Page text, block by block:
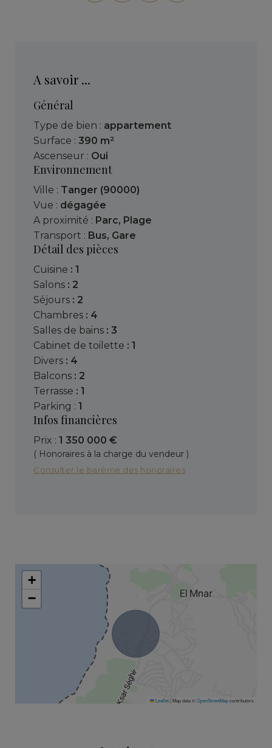
A savoir ...
Général
Type de bien : appartement
Surface : 390 m²
Ascenseur : Oui
Environnement
Ville : Tanger (90000)
Vue : dégagée
A proximité : Parc, Plage
Transport : Bus, Gare
Détail des pièces
cuisine : 1
salons : 2
séjours : 2
chambres : 4
salles de bains : 3
cabinet de toilette : 1
divers : 4
balcons : 2
terrasse : 1
parking : 1
Infos financières
Prix : 1 350 000 €
( Honoraires à la charge du vendeur )
Consulter le barème des honoraires
+
−
Leaflet| Map data ©OpenStreetMapcontributors